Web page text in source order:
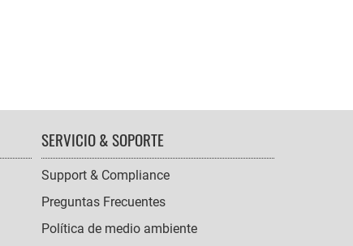
SERVICIO & SOPORTE
Support & Compliance
Preguntas Frecuentes
Política de medio ambiente